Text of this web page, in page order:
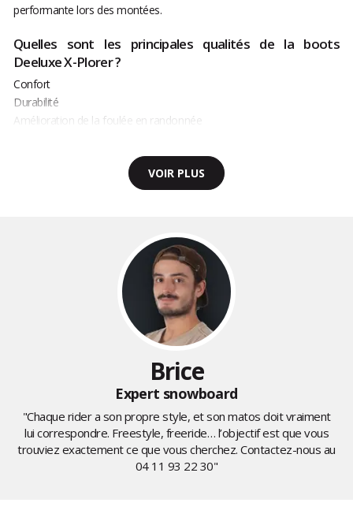
performante lors des montées.
Quelles sont les principales qualités de la boots
Deeluxe X-Plorer ?
Confort
Durabilité
Amélioration de la foulée en randonnée
VOIR PLUS
Brice
Expert snowboard
"Chaque rider a son propre style, et son matos doit vraiment
lui correspondre. Freestyle, freeride… l’objectif est que vous
trouviez exactement ce que vous cherchez. Contactez-nous au
04 11 93 22 30"